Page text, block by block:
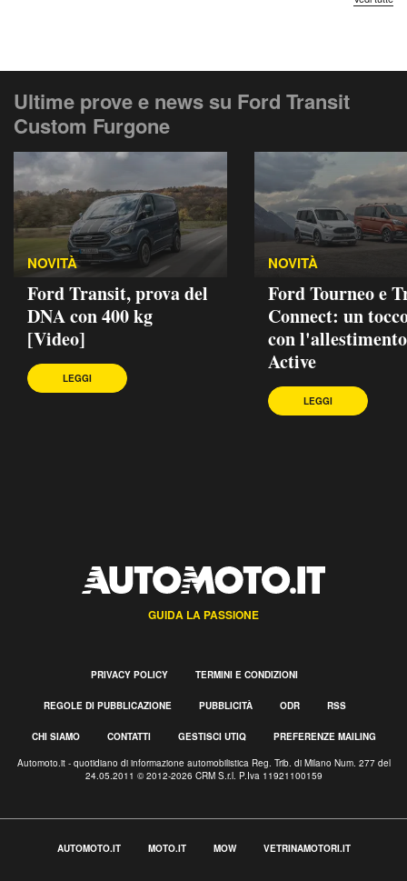
Ultime prove e news su Ford Transit
Custom Furgone
NOVITÀ
Ford Transit, prova del
DNA con 400 kg
[Video]
LEGGI
NOVITÀ
Ford Tourneo e
Connect: un
con l'allestimento
Active
LEGGI
GUIDA LA PASSIONE
PRIVACY POLICY TERMINI E CONDIZIONI
REGOLE DI PUBBLICAZIONE PUBBLICITÀ ODR RSS
CHI SIAMO CONTATTI GESTISCI UTIQ PREFERENZE MAILING
Automoto.it - quotidiano di informazione automobilistica Reg. Trib. di Milano Num. 277 del
24.05.2011 © 2012-2026 CRM S.r.l. P.Iva 11921100159
AUTOMOTO.IT MOTO.IT MOW VETRINAMOTORI.IT